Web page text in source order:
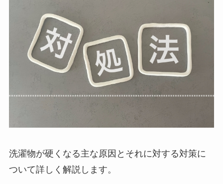
洗濯物が硬くなる主な原因とそれに対する対策に
ついて詳しく解説します。